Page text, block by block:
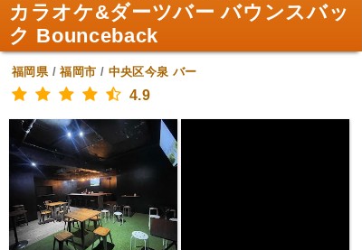
カラオケ&ダーツバー バウンスバッ
ク Bounceback
福岡県/福岡市 / 中央区今泉 バー
4.9